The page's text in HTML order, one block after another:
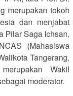
merupakan tokoh
dan menjabat
Pilar Saga Ichsan,
(Mahasiswa
Tangerang,
Wakil
moderator.